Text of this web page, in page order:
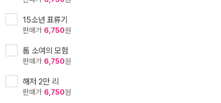
15소년 표류기
판매가 6,750원
톰 소여의 모험
판매가 6,750원
해저 2만 리
판매가 6,750원